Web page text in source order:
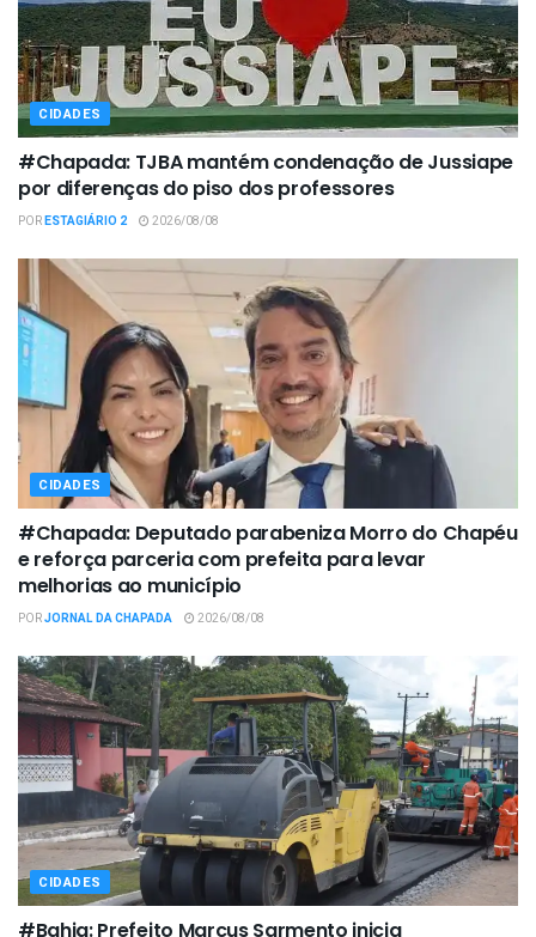
CIDADES
#Chapada: TJBA mantém condenação de Jussiape
por diferenças do piso dos professores
PORESTAGIÁRIO 2 2026/08/08
CIDADES
#Chapada: Deputado parabeniza Morro do Chapéu
e reforça parceria com prefeita para levar
melhorias ao município
PORJORNAL DA CHAPADA 2026/08/08
CIDADES
#Bahia: Prefeito Marcus Sarmento inicia